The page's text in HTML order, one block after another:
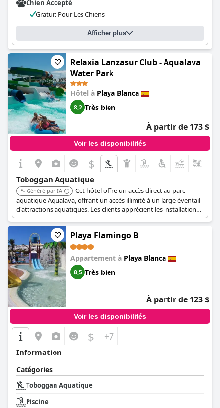
Chien Accepté
Gratuit Pour Les Chiens
Afficher plus
Relaxia Lanzasur Club - Aqualava
Water Park
Hôtel à Playa Blanca
8,2 Très bien
À partir de 173 $
Voir les disponibilités
$
Toboggan Aquatique
Généré par IA
Cet hôtel offre un accès direct au parc
aquatique Aqualava, offrant un accès illimité à un large éventail
d'attractions aquatiques. Les clients apprécient les installations
bien entretenues et la variété de toboggans adaptés aux
enfants et aux adultes.
Playa Flamingo B
Appartement à Playa Blanca
8,5 Très bien
À partir de 123 $
Voir les disponibilités
$ +7
Information
Catégories
Toboggan Aquatique
Piscine